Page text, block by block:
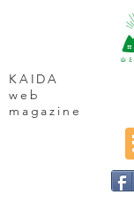
KAIDA
web
magazine